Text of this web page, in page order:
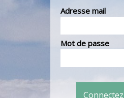
Adresse mail
Mot de passe